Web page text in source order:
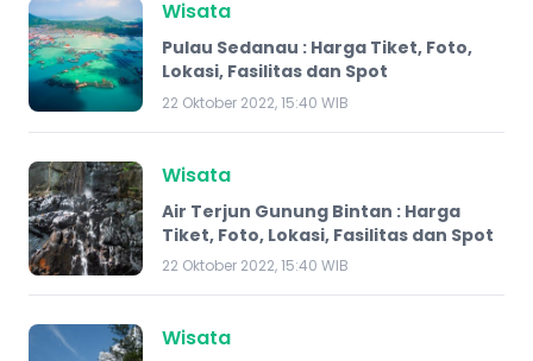
Wisata
Pulau Sedanau : Harga Tiket, Foto,
Lokasi, Fasilitas dan Spot
22 Oktober 2022, 15:40 WIB
Wisata
​Air Terjun Gunung Bintan : Harga
Tiket, Foto, Lokasi, Fasilitas dan Spot
22 Oktober 2022, 15:40 WIB
Wisata